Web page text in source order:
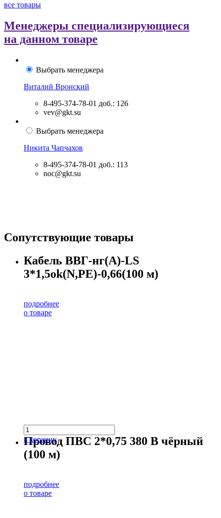
все товары
Менеджеры специализирующиеся
на данном товаре
Выбрать менеджера
Виталий Вронский
8-495-374-78-01 доб.: 126
vev@gkt.su
Выбрать менеджера
Никита Чапчахов
8-495-374-78-01 доб.: 113
noc@gkt.su
Сопутствующие товары
Кабель ВВГ-нг(А)-LS
3*1,5ok(N,PE)-0,66(100 м)
подробнее
о товаре
в корзину
Провод ПВС 2*0,75 380 В чёрный
(100 м)
подробнее
о товаре